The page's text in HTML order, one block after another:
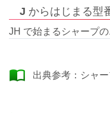
J からはじまる型
JH で始まるシャープ
出典参考： シャ